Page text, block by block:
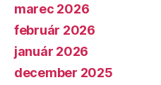
marec 2026
február 2026
január 2026
december 2025